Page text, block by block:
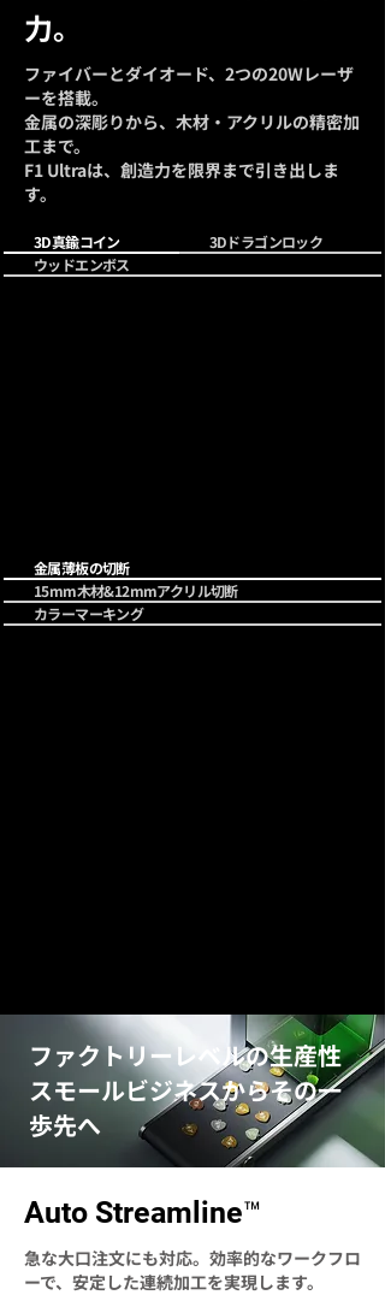
力。
ファイバーとダイオード、2つの20Wレーザ
ーを搭載。
金属の深彫りから、木材・アクリルの精密加
工まで。
F1 Ultraは、創造力を限界まで引き出しま
す。
3D真鍮コイン
3Dドラゴンロック
ウッドエンボス
金属薄板の切断
15mm木材&12mmアクリル切断
カラーマーキング
ファクトリーレベルの生産性
​スモールビジネスからその一
歩先へ
Auto Streamline™
急な大口注文にも対応。効率的なワークフロ
ーで、安定した連続加工を実現します。